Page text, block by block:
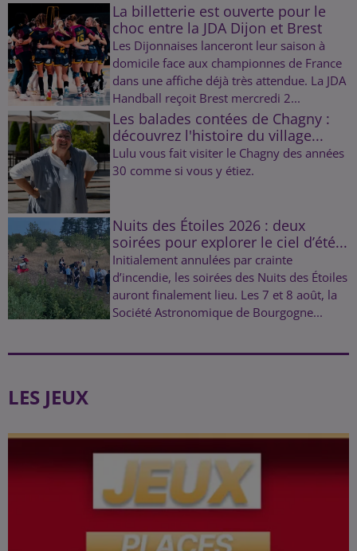
La billetterie est ouverte pour le
choc entre la JDA Dijon et Brest
Les Dijonnaises lanceront leur saison à
domicile face aux championnes de France
dans une affiche déjà très attendue. La JDA
Handball reçoit Brest mercredi 2...
Les balades contées de Chagny :
découvrez l'histoire du village...
Lulu vous fait visiter le Chagny des années
30 comme si vous y étiez.
Nuits des Étoiles 2026 : deux
soirées pour explorer le ciel d’été...
Initialement annulées par crainte
d’incendie, les soirées des Nuits des Étoiles
auront finalement lieu. Les 7 et 8 août, la
Société Astronomique de Bourgogne...
LES JEUX